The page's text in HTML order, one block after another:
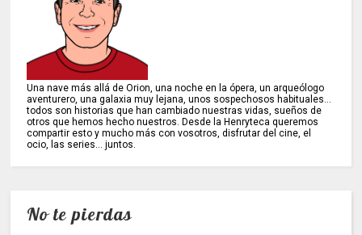
Una nave más allá de Orion, una noche en la ópera, un arqueólogo
aventurero, una galaxia muy lejana, unos sospechosos habituales...
todos son historias que han cambiado nuestras vidas, sueños de
otros que hemos hecho nuestros. Desde la Henryteca queremos
compartir esto y mucho más con vosotros, disfrutar del cine, el
ocio, las series... juntos.
No te pierdas